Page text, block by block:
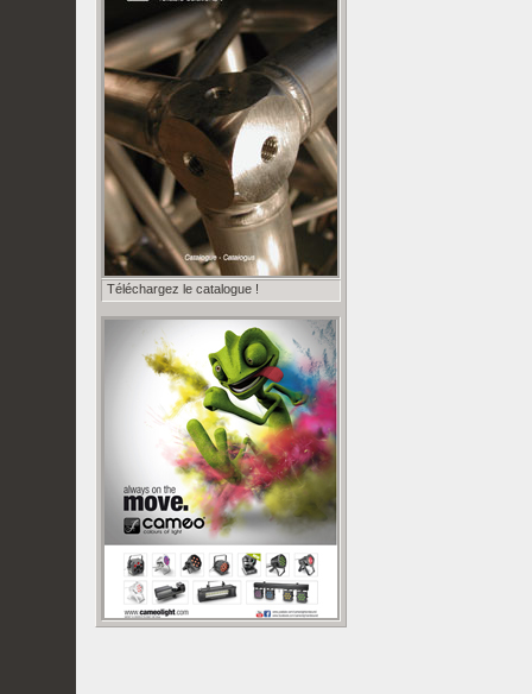
Téléchargez le catalogue !